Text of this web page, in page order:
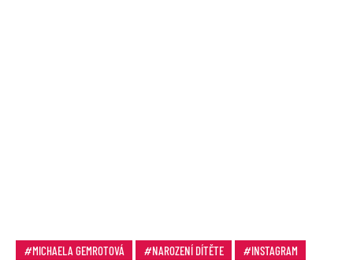
MICHAELA GEMROTOVÁ NAROZENÍ DÍTĚTE
INSTAGRAM